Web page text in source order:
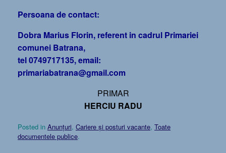
Persoana de contact:
Dobra Marius Florin, referent in cadrul Primariei
comunei Batrana,
tel 0749717135, email:
primariabatrana@gmail.com
PRIMAR
HERCIU RADU
Posted in Anunțuri, Cariere și posturi vacante, Toate
documentele publice.